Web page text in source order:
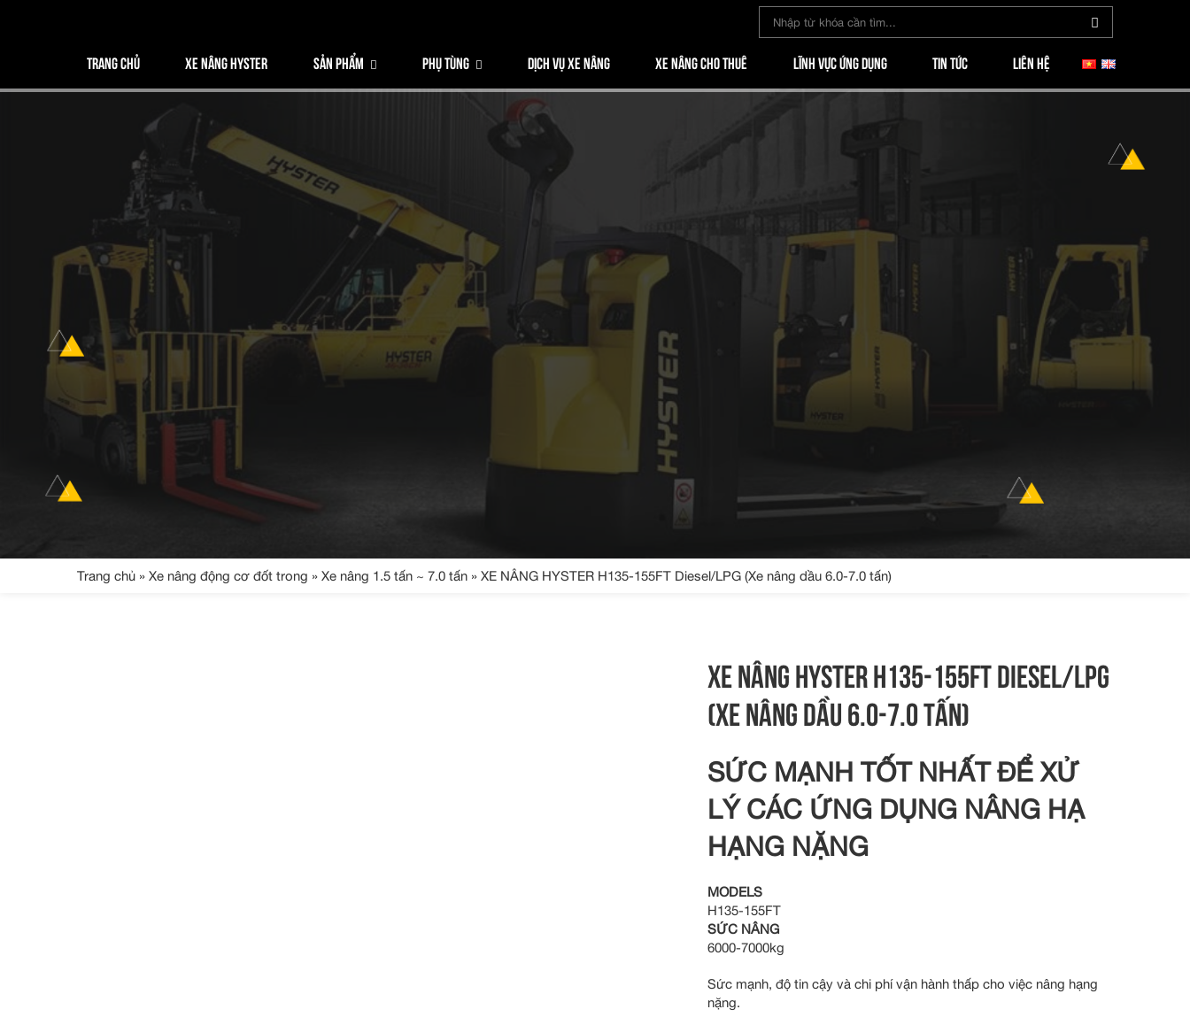
Xe nâng Hyster
Xe nâng cho thuê
Lĩnh vực ứng dụng
Tin tức
TRANG CHỦ XE NÂNG HYSTER SẢN PHẨM PHỤ TÙNG DỊCH VỤ XE NÂNG XE NÂNG CHO THUÊ LĨNH VỰC ỨNG DỤNG TIN TỨC LIÊN HỆ
Trang chủ » Xe nâng động cơ đốt trong » Xe nâng 1.5 tấn ~ 7.0 tấn » XE NÂNG HYSTER H135-155FT Diesel/LPG (Xe nâng dầu 6.0-7.0 tấn)
XE NÂNG HYSTER H135-155FT DIESEL/LPG
(XE NÂNG DẦU 6.0-7.0 TẤN)
SỨC MẠNH TỐT NHẤT ĐỂ XỬ
LÝ CÁC ỨNG DỤNG NÂNG HẠ
HẠNG NẶNG
MODELS
H135-155FT
SỨC NÂNG
6000-7000kg
Sức mạnh, độ tin cậy và chi phí vận hành thấp cho việc nâng hạng
nặng.